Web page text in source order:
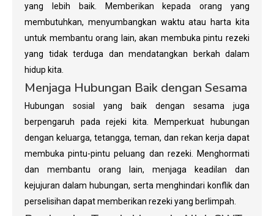
yang lebih baik. Memberikan kepada orang yang
membutuhkan, menyumbangkan waktu atau harta kita
untuk membantu orang lain, akan membuka pintu rezeki
yang tidak terduga dan mendatangkan berkah dalam
hidup kita.
Menjaga Hubungan Baik dengan Sesama
Hubungan sosial yang baik dengan sesama juga
berpengaruh pada rejeki kita. Memperkuat hubungan
dengan keluarga, tetangga, teman, dan rekan kerja dapat
membuka pintu-pintu peluang dan rezeki. Menghormati
dan membantu orang lain, menjaga keadilan dan
kejujuran dalam hubungan, serta menghindari konflik dan
perselisihan dapat memberikan rezeki yang berlimpah.